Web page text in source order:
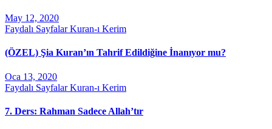
May 12, 2020
Faydalı SayfalarKuran-ı Kerim
(ÖZEL) Şia Kuran’ın Tahrif Edildiğine İnanıyor mu?
Oca 13, 2020
Faydalı SayfalarKuran-ı Kerim
7. Ders: Rahman Sadece Allah’tır